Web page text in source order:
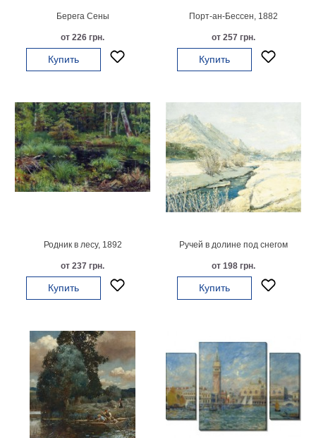
Берега Сены
от 226 грн.
Купить
Порт-ан-Бессен, 1882
от 257 грн.
Купить
Родник в лесу, 1892
от 237 грн.
Купить
Ручей в долине под снегом
от 198 грн.
Купить